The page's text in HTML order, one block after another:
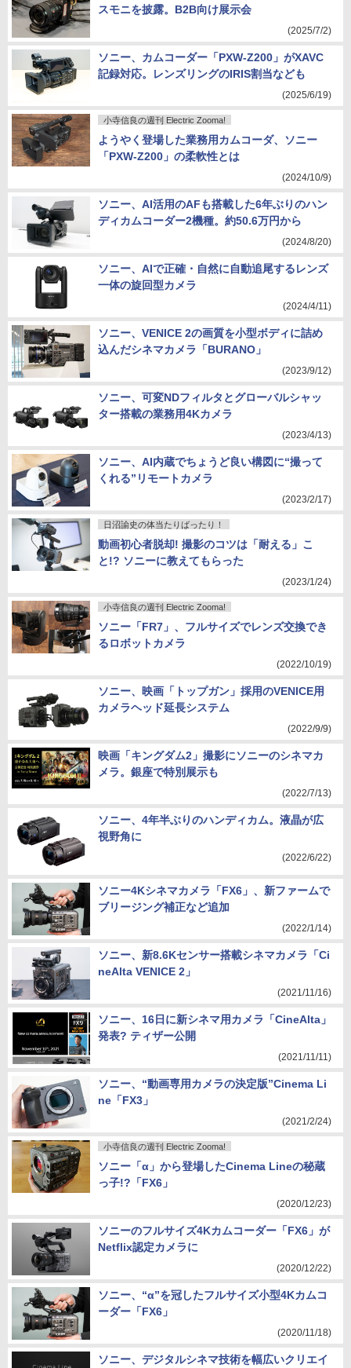
スモニを披露。B2B向け展示会
(2025/7/2)
ソニー、カムコーダー「PXW-Z200」がXAVC
記録対応。レンズリングのIRIS割当なども
(2025/6/19)
小寺信良の週刊 Electric Zooma!
ようやく登場した業務用カムコーダ、ソニー
「PXW-Z200」の柔軟性とは
(2024/10/9)
ソニー、AI活用のAFも搭載した6年ぶりのハン
ディカムコーダー2機種。約50.6万円から
(2024/8/20)
ソニー、AIで正確・自然に自動追尾するレンズ
一体の旋回型カメラ
(2024/4/11)
ソニー、VENICE 2の画質を小型ボディに詰め
込んだシネマカメラ「BURANO」
(2023/9/12)
ソニー、可変NDフィルタとグローバルシャッ
ター搭載の業務用4Kカメラ
(2023/4/13)
ソニー、AI内蔵でちょうど良い構図に“撮って
くれる”リモートカメラ
(2023/2/17)
日沼諭史の体当たりばったり！
動画初心者脱却! 撮影のコツは「耐える」こ
と!? ソニーに教えてもらった
(2023/1/24)
小寺信良の週刊 Electric Zooma!
ソニー「FR7」、フルサイズでレンズ交換でき
るロボットカメラ
(2022/10/19)
ソニー、映画「トップガン」採用のVENICE用
カメラヘッド延長システム
(2022/9/9)
映画「キングダム2」撮影にソニーのシネマカ
メラ。銀座で特別展示も
(2022/7/13)
ソニー、4年半ぶりのハンディカム。液晶が広
視野角に
(2022/6/22)
ソニー4Kシネマカメラ「FX6」、新ファームで
ブリージング補正など追加
(2022/1/14)
ソニー、新8.6Kセンサー搭載シネマカメラ「Ci
neAlta VENICE 2」
(2021/11/16)
ソニー、16日に新シネマ用カメラ「CineAlta」
発表? ティザー公開
(2021/11/11)
ソニー、“動画専用カメラの決定版”Cinema Li
ne「FX3」
(2021/2/24)
小寺信良の週刊 Electric Zooma!
ソニー「α」から登場したCinema Lineの秘蔵
っ子!?「FX6」
(2020/12/23)
ソニーのフルサイズ4Kカムコーダー「FX6」が
Netflix認定カメラに
(2020/12/22)
ソニー、“α”を冠したフルサイズ小型4Kカムコ
ーダー「FX6」
(2020/11/18)
ソニー、デジタルシネマ技術を幅広いクリエイ